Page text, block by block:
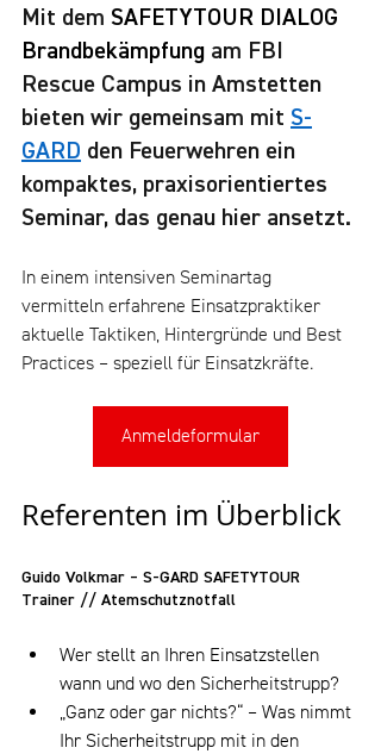
Mit dem SAFETYTOUR DIALOG
Brandbekämpfung am FBI
Rescue Campus in Amstetten
bieten wir gemeinsam mit S-
GARD den Feuerwehren ein
kompaktes, praxisorientiertes
Seminar, das genau hier ansetzt.
In einem intensiven Seminartag
vermitteln erfahrene Einsatzpraktiker
aktuelle Taktiken, Hintergründe und Best
Practices – speziell für Einsatzkräfte.
Anmeldeformular
Referenten im Überblick
Guido Volkmar – S-GARD SAFETYTOUR
Trainer // Atemschutznotfall
Wer stellt an Ihren Einsatzstellen
wann und wo den Sicherheitstrupp?
„Ganz oder gar nichts?“ – Was nimmt
Ihr Sicherheitstrupp mit in den